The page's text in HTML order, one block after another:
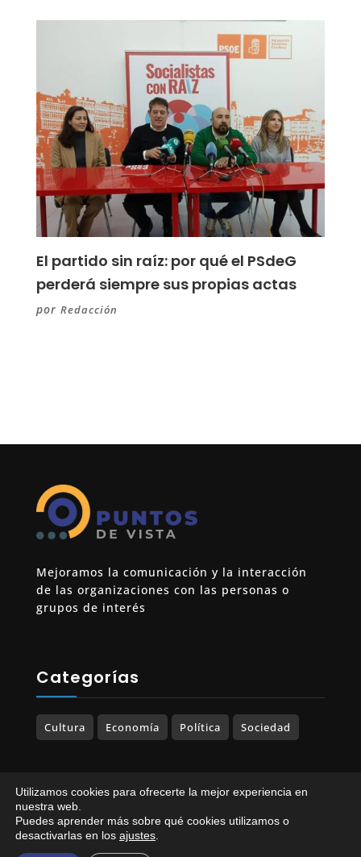
El partido sin raíz: por qué el PSdeG
perderá siempre sus propias actas
por Redacción
Mejoramos la comunicación y la interacción
de las organizaciones con las personas o
grupos de interés
Categorías
Cultura Economía Política Sociedad
© 2023-2025 PUNTOS DE VISTA. Todos los
derechos reservados.
Política de Privacidad
Utilizamos cookies para ofrecerte la mejor experiencia en
nuestra web.
Puedes aprender más sobre qué cookies utilizamos o
desactivarlas en los ajustes